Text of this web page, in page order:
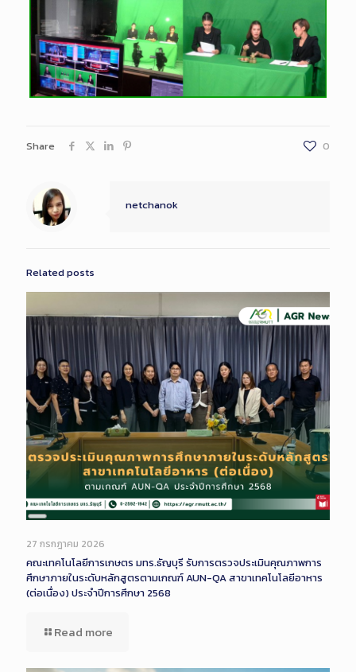
Share 0
netchanok
Related posts
Long
Description
27 กรกฎาคม 2026
คณะเทคโนโลยีการเกษตร มทร.ธัญบุรี รับการตรวจประเมินคุณภาพการ
ศึกษาภายในระดับหลักสูตรตามเกณฑ์ AUN-QA สาขาเทคโนโลยีอาหาร
(ต่อเนื่อง) ประจำปีการศึกษา 2568
Read more